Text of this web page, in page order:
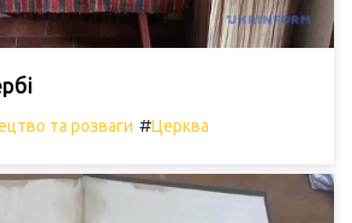
та розваги #Церква